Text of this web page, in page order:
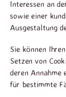
Interessen an
sowie einer
Ausgestaltung
Sie können
Setzen von
deren Annahme
für bestimmte